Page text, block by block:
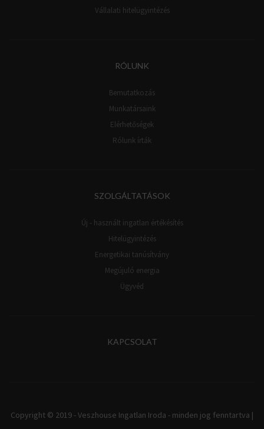
Vállalati hitelügyintézés
RÓLUNK
Bemutatkozás
Munkatársaink
Elérhetőségek
Rólunk írták
SZOLGÁLTATÁSOK
Új - használt ingatlan értékésítés
Hitelügyintézés
Energetikai tanúsítvány
Megújuló energia
Ügyvéd
KAPCSOLAT
Copyright © 2019 - Veszhouse Ingatlan Iroda - minden jog fenntartva |